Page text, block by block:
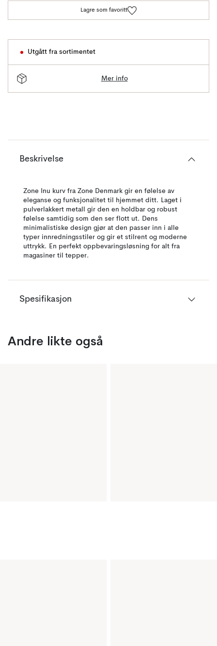
Lagre som favoritt
Utgått fra sortimentet
Mer info
Beskrivelse
Zone Inu kurv fra Zone Denmark gir en følelse av
eleganse og funksjonalitet til hjemmet ditt. Laget i
pulverlakkert metall gir den en holdbar og robust
følelse samtidig som den ser flott ut. Dens
minimalistiske design gjør at den passer inn i alle
typer innredningsstiler og gir et stilrent og moderne
uttrykk. En perfekt oppbevaringsløsning for alt fra
magasiner til tepper.
Spesifikasjon
Andre likte også